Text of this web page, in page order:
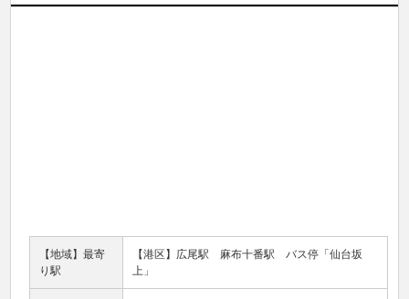
【地域】最寄
り駅
【港区】広尾駅 麻布十番駅 バス停「仙台坂
上」